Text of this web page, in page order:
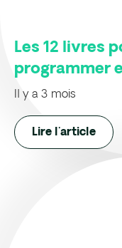
Les 12 livres
programmer
Il y a 3 mois
Lire l'article